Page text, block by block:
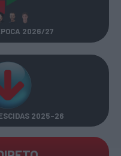
2026/27
2025-26